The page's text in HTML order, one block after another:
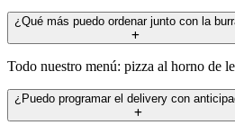
¿Qué más puedo ordenar junto con la
Todo nuestro menú: pizza al horno de
¿Puedo programar el delivery con